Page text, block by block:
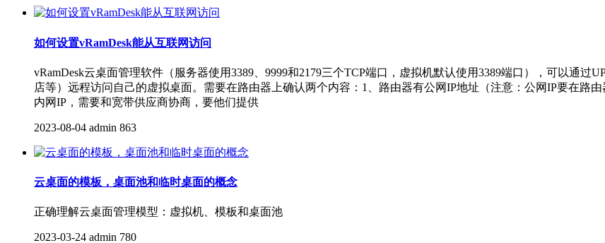
如何设置vRamDesk能从互联网访问
vRamDesk云桌面管理软件（服务器使用3389、9999和2179三个TCP端口，虚拟机默认使用3389端口），可以通
店等）远程访问自己的虚拟桌面。需要在路由器上确认两个内容：1、路由器有公网IP地址（注意：公网IP要在路
内网IP，需要和宽带供应商协商，要他们提供
2023-08-04 admin 863
云桌面的模板，桌面池和临时桌面的概念
正确理解云桌面管理模型：虚拟机、模板和桌面池
2023-03-24 admin 780